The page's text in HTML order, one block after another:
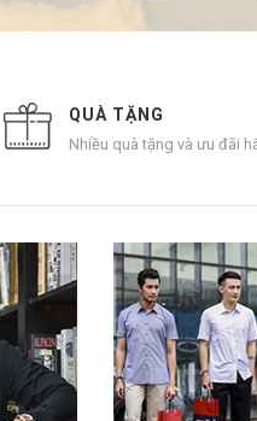
QUÀ TẶNG
Nhiều quà tặng và ưu đãi